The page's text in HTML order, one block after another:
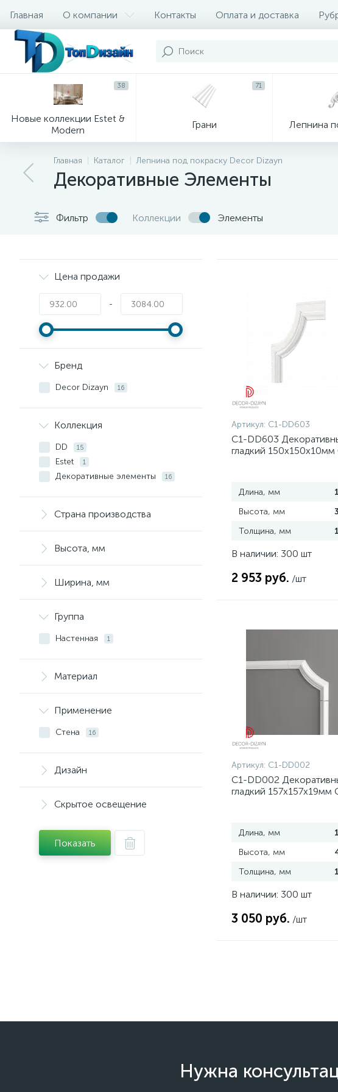
Главная О компании Контакты Оплата и доставка
Новые коллекции Estet &
Modern
38
Грани
71
Лепнина
Главная Каталог Лепнина под покраску Decor Dizayn
Декоративные Элементы
Фильтр Коллекции Элементы
Цена продажи
-
Бренд
Decor Dizayn 16
Коллекция
DD 15
Estet 1
Декоративные элементы 16
Страна производства
Высота, мм
Ширина, мм
Группа
Настенная 1
Материал
Применение
Стена 16
Дизайн
Скрытое освещение
Показать
Артикул: C1-DD603
C1-DD603
гладкий
Длина, мм
Высота, мм
Толщина, мм
В наличии: 300 шт
2 953 руб. /шт
Артикул: C1-DD002
C1-DD002
гладкий 157х157х19мм
Длина, мм
Высота, мм
Толщина, мм
В наличии: 300 шт
3 050 руб. /шт
Нужна